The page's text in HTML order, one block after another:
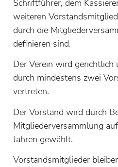
Schriftführer, dem
weiteren
durch die
definieren sind.
Der Verein wird gerichtlich
durch mindestens zwei
vertreten.
Der Vorstand wird durch
Mitgliederversammlung
Jahren gewählt.
Vorstandsmitglieder